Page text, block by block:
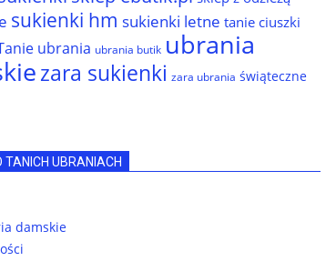
sukienki hm sukienki letne tanie ciuszki
ubrania ubrania butik ubrania
zara sukienki zara ubrania świąteczne
TANICH UBRANIACH
damskie